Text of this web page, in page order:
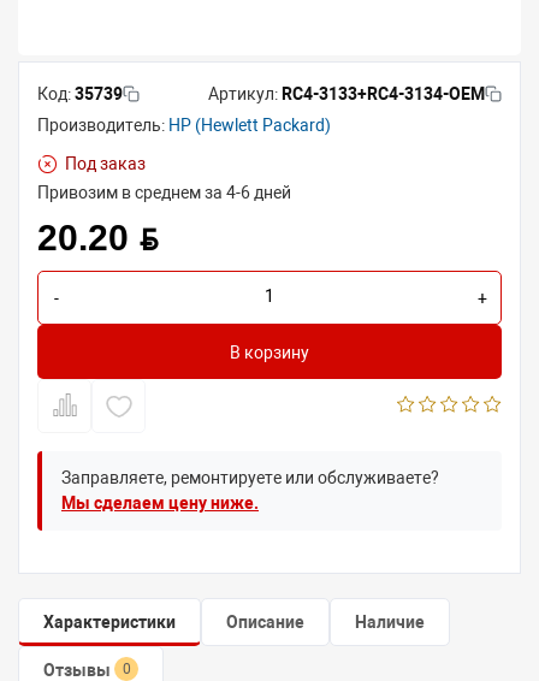
Код:35739 Артикул: RC4-3133+RC4-3134-OEM
Производитель: HP (Hewlett Packard)
Под заказ
Привозим в среднем за 4-6 дней
20.20 BYN
- +
В корзину
Заправляете, ремонтируете или обслуживаете?
Мы сделаем цену ниже.
Характеристики Описание Наличие
Отзывы 0